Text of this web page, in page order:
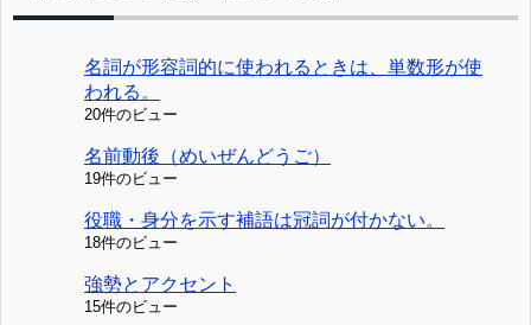
名詞が形容詞的に使われるときは、単数形が使
われる。
20件のビュー
名前動後（めいぜんどうご）
19件のビュー
役職・身分を示す補語は冠詞が付かない。
18件のビュー
強勢とアクセント
15件のビュー